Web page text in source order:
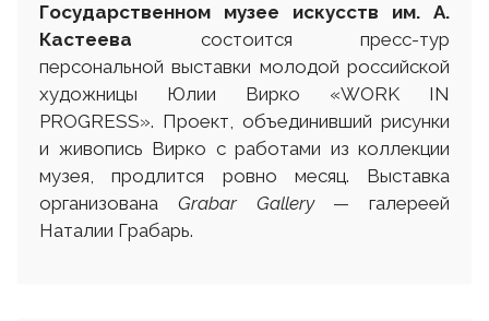
Государственном музее искусств им. А.
Кастеева состоится пресс-тур
персональной выставки молодой российской
художницы Юлии Вирко «WORK IN
PROGRESS». Проект, объединивший рисунки
и живопись Вирко с работами из коллекции
музея, продлится ровно месяц. Выставка
организована Grabar Gallery— галереей
Наталии Грабарь.